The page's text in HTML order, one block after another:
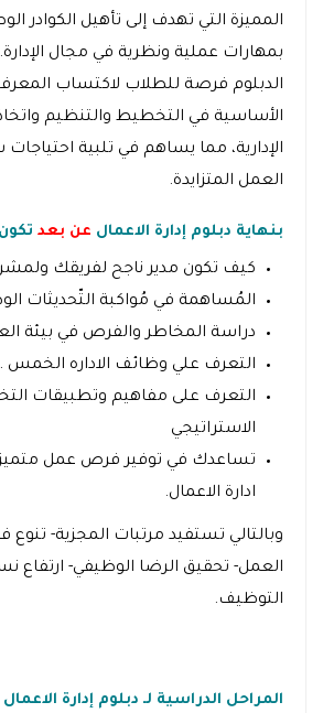
المميزة التي تهدف إلى تأهيل الكوادر
بمهارات عملية ونظرية في مجال
الدبلوم فرصة للطلاب لاكتساب
الأساسية في التخطيط والتنظيم واتخاذ
الإدارية، مما يساهم في تلبية
العمل المتزايدة.
بنهاية دبلوم إدارة الاعمال عن بعد
كيف تكون مدير ناجح لفريقك
المُساهمة في مُواكبة التّحديثات
دراسة المخاطر والفرص في بيئة
التعرف علي وظائف الاداره الخمس .
التعرف على مفاهيم وتطبيقات
الاستراتيجي
تساعدك في توفير فرص عمل
ادارة الاعمال.
وبالتالي تستفيد مرتبات المجزية-
العمل- تحقيق الرضا الوظيفي- ارتفاع
التوظيف.
المراحل الدراسية لـ دبلوم إدارة الاعمال : (3